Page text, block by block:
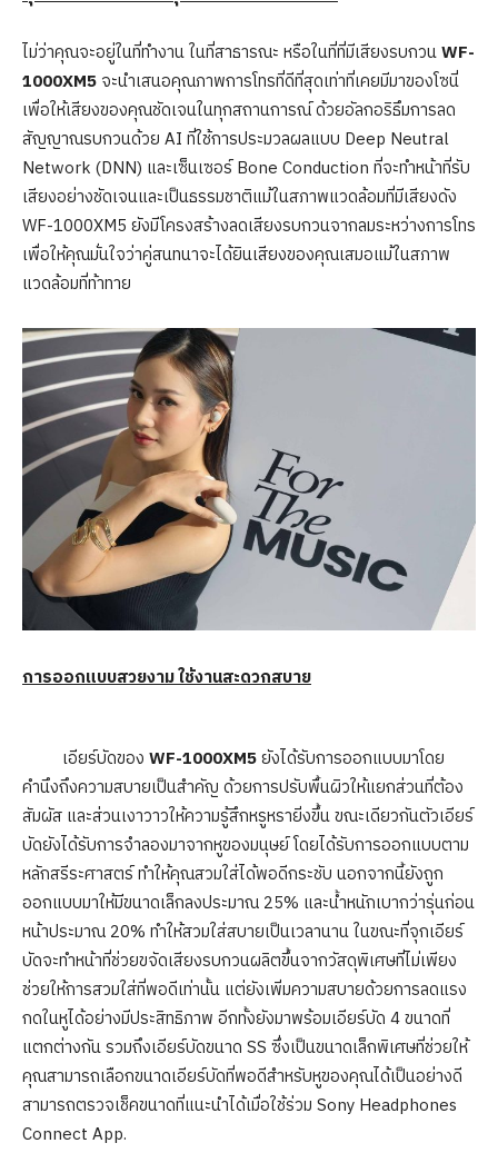
ไม่ว่าคุณจะอยู่ในที่ทำงาน ในที่สาธารณะ หรือในที่ที่มีเสียงรบกวนWF-
1000XM5 จะนำเสนอคุณภาพการโทรที่ดีที่สุดเท่าที่เคยมีมาของโซนี่
เพื่อให้เสียงของคุณชัดเจนในทุกสถานการณ์ ด้วยอัลกอริธึมการลด
สัญญาณรบกวนด้วย AI ที่ใช้การประมวลผลแบบ Deep Neutral
Network (DNN) และเซ็นเซอร์ Bone Conduction ที่จะทำหน้าที่รับ
เสียงอย่างชัดเจนและเป็นธรรมชาติแม้ในสภาพแวดล้อมที่มีเสียงดัง
WF-1000XM5 ยังมีโครงสร้างลดเสียงรบกวนจากลมระหว่างการโทร
เพื่อให้คุณมั่นใจว่าคู่สนทนาจะได้ยินเสียงของคุณเสมอแม้ในสภาพ
แวดล้อมที่ท้าทาย
การออกแบบสวยงาม ใช้งานสะดวกสบาย
เอียร์บัดของ WF-1000XM5ยังได้รับการออกแบบมาโดย
คำนึงถึงความสบายเป็นสำคัญ ด้วยการปรับพื้นผิวให้แยกส่วนที่ต้อง
สัมผัส และส่วนเงาวาวให้ความรู้สึกหรูหรายิ่งขึ้น ขณะเดียวกันตัวเอียร์
บัดยังได้รับการจำลองมาจากหูของมนุษย์ โดยได้รับการออกแบบตาม
หลักสรีระศาสตร์ ทำให้คุณสวมใส่ได้พอดีกระชับ นอกจากนี้ยังถูก
ออกแบบมาให้มีขนาดเล็กลงประมาณ 25% และน้ำหนักเบากว่ารุ่นก่อน
หน้าประมาณ 20% ทำให้สวมใส่สบายเป็นเวลานาน ในขณะที่จุกเอียร์
บัดจะทำหน้าที่ช่วยขจัดเสียงรบกวนผลิตขึ้นจากวัสดุพิเศษที่ไม่เพียง
ช่วยให้การสวมใส่ที่พอดีเท่านั้น แต่ยังเพิ่มความสบายด้วยการลดแรง
กดในหูได้อย่างมีประสิทธิภาพ อีกทั้งยังมาพร้อมเอียร์บัด 4 ขนาดที่
แตกต่างกัน รวมถึงเอียร์บัดขนาด SS ซึ่งเป็นขนาดเล็กพิเศษที่ช่วยให้
คุณสามารถเลือกขนาดเอียร์บัดที่พอดีสำหรับหูของคุณได้เป็นอย่างดี
สามารถตรวจเช็คขนาดที่แนะนำได้เมื่อใช้ร่วม Sony Headphones
Connect App.